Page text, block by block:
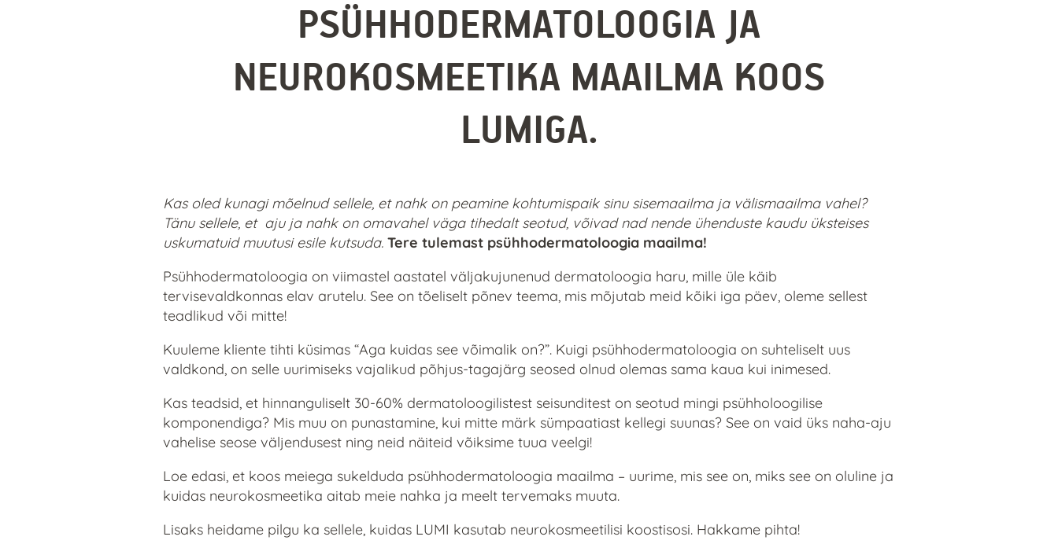
PSÜHHODERMATOLOOGIA JA
NEUROKOSMEETIKA MAAILMA KOOS
LUMIGA.
Kas oled kunagi mõelnud sellele, et nahk on peamine kohtumispaik sinu sisemaailma ja välismaailma vahel?
Tänu sellele, et aju ja nahk on omavahel väga tihedalt seotud, võivad nad nende ühenduste kaudu üksteises
uskumatuid muutusi esile kutsuda. Tere tulemast psühhodermatoloogia maailma!
Psühhodermatoloogia on viimastel aastatel väljakujunenud dermatoloogia haru, mille üle käib
tervisevaldkonnas elav arutelu. See on tõeliselt põnev teema, mis mõjutab meid kõiki iga päev, oleme sellest
teadlikud või mitte!
Kuuleme kliente tihti küsimas “Aga kuidas see võimalik on?”. Kuigi psühhodermatoloogia on suhteliselt uus
valdkond, on selle uurimiseks vajalikud põhjus-tagajärg seosed olnud olemas sama kaua kui inimesed.
Kas teadsid, et hinnanguliselt 30-60% dermatoloogilistest seisunditest on seotud mingi psühholoogilise
komponendiga? Mis muu on punastamine, kui mitte märk sümpaatiast kellegi suunas? See on vaid üks naha-aju
vahelise seose väljendusest ning neid näiteid võiksime tuua veelgi!
Loe edasi, et koos meiega sukelduda psühhodermatoloogia maailma – uurime, mis see on, miks see on oluline ja
kuidas neurokosmeetika aitab meie nahka ja meelt tervemaks muuta.
Lisaks heidame pilgu ka sellele, kuidas LUMI kasutab neurokosmeetilisi koostisosi. Hakkame pihta!